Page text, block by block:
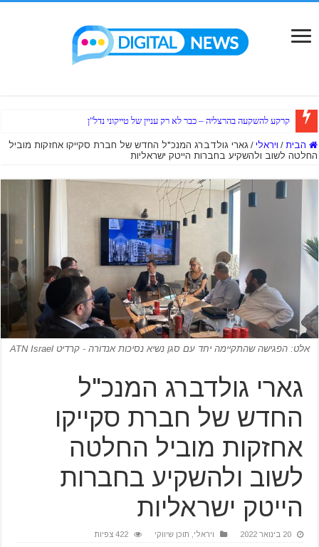
קרקע להשקעה בהרצליה – כבר לא רק עניין של טייקוני נדל"ן
הבית / ויראלי / גארי גולדברג המנכ"ל החדש של חברת סקייקו אחזקות מוביל
החלטה לשוב ולהשקיע בחברות הייטק ישראליות
אלט: הפגישה שהתקיימה יחד עם סגן נשיא נסיכות אנדורה - קרדיט ATN Israel
גארי גולדברג המנכ"ל
החדש של חברת סקייקו
אחזקות מוביל החלטה
לשוב ולהשקיע בחברות
הייטק ישראליות
20 בינואר 2022 ויראלי תוכן שיווקי 422 צפיות